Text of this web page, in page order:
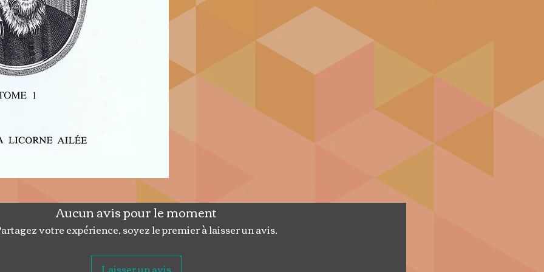
Les vieilles légendes mythologiques reprennent
aux yeux du penseur une vie étrange. Tous ces
dieux jettent leur masque et découvrent leur pur
visage solaire, leur visage de sages et de
prophètes. Sous le voile de l'olympien, on entend
battre le coeur de l'homme. La Sagesse antique,
ensevelie dans la profondeur des temples osiriens
et dionysiaques, brise ses portes, revient à la
lumière. Nous assistons, non pas à une
résurrection, mais à une transsubstantiation du
Bien entendu, il ne s'agit pas de ressusciter la
immolait des hécatombes devant des statues de
marbre. Il s'agit de retrouver les secrets
historiques et cosmiques, cachés dans les coffres
Aucun avis pour le moment
votre expérience, soyez le premier à laisser un avis.